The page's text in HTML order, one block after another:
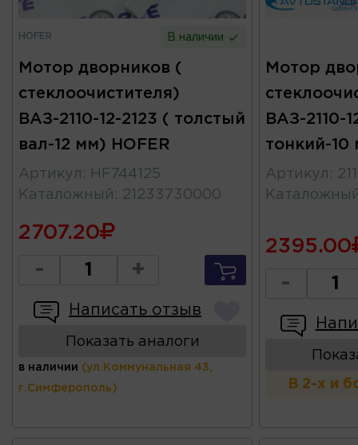
HOFER В наличии
Мотор дворников (
стеклоочистителя)
ВАЗ-2110-12-2123 ( толстый
вал-12 мм) HOFER
Артикул :
HF744125
Каталожный : 21233730000
2707.20
- +
Написать отзыв
Показать аналоги
в наличии (ул.Коммунальная 43,
г.Симферополь)
Мотор
ВАЗ-2110-
тонкий-10
Артикул :
2395.00
-
В 2-х и